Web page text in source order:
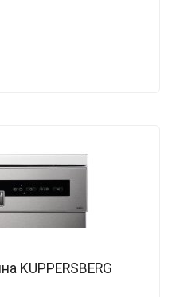
KUPPERSBERG